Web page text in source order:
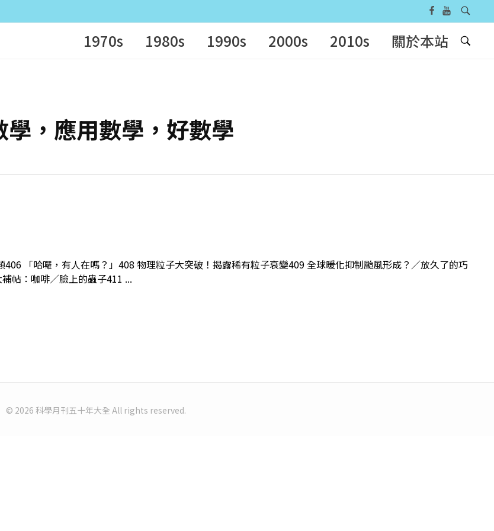
1970s 1980s 1990s 2000s 2010s 關於本站
，應用數學，好數學
「哈囉，有人在嗎？」408 物理粒子大突破！揭露稀有粒子衰變409 全球暖化抑制颱風形成？／放久了的巧
帖：咖啡／臉上的蟲子411 ...
© 2026 科學月刊五十年大全 All rights reserved.